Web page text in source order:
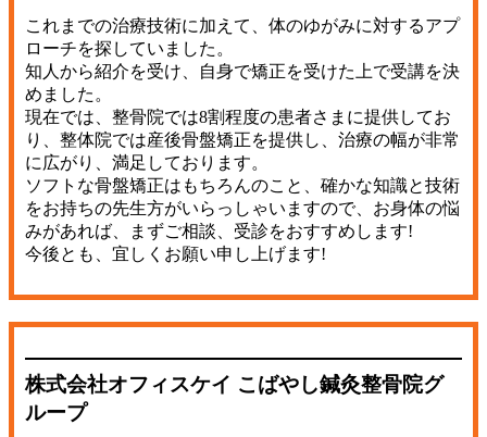
これまでの治療技術に加えて、体のゆがみに対するアプ
ローチを探していました。
知人から紹介を受け、自身で矯正を受けた上で受講を決
めました。
現在では、整骨院では8割程度の患者さまに提供してお
り、整体院では産後骨盤矯正を提供し、治療の幅が非常
に広がり、満足しております。
ソフトな骨盤矯正はもちろんのこと、確かな知識と技術
をお持ちの先生方がいらっしゃいますので、お身体の悩
みがあれば、まずご相談、受診をおすすめします!
今後とも、宜しくお願い申し上げます!
株式会社オフィスケイ こばやし鍼灸整骨院グ
ループ